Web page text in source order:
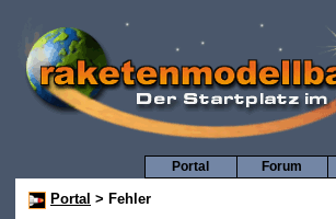
Forum
Portal
Portal > Fehler